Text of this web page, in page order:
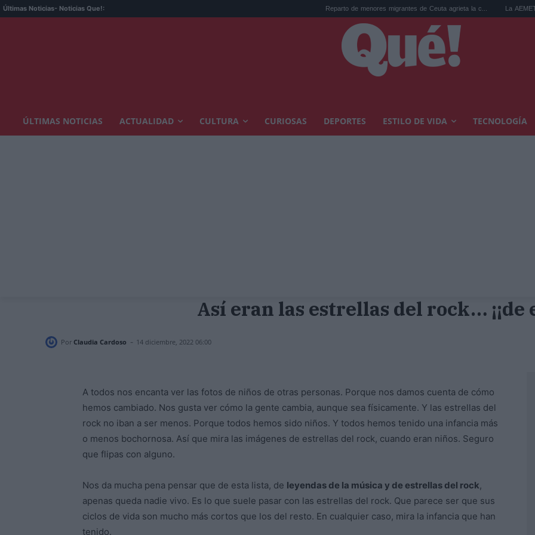
Últimas Noticias- Noticias Que!: Reparto de menores migrantes de Ceuta agrieta la c... La AEMET prepara
ÚLTIMAS NOTICIAS ACTUALIDAD CULTURA CURIOSAS DEPORTES ESTILO DE VIDA TECNOLOGÍA
Así eran las estrellas del rock… ¡¡de
Por Claudia Cardoso - 14 diciembre, 2022 06:00
A todos nos encanta ver las fotos de niños de otras personas. Porque nos damos cuenta de cómo
hemos cambiado. Nos gusta ver cómo la gente cambia, aunque sea físicamente. Y las estrellas del
rock no iban a ser menos. Porque todos hemos sido niños. Y todos hemos tenido una infancia más
o menos bochornosa. Así que mira las imágenes de estrellas del rock, cuando eran niños. Seguro
que flipas con alguno.
Nos da mucha pena pensar que de esta lista, de leyendas de la música y de estrellas del rock,
apenas queda nadie vivo. Es lo que suele pasar con las estrellas del rock. Que parece ser que sus
ciclos de vida son mucho más cortos que los del resto. En cualquier caso, mira la infancia que han
tenido.